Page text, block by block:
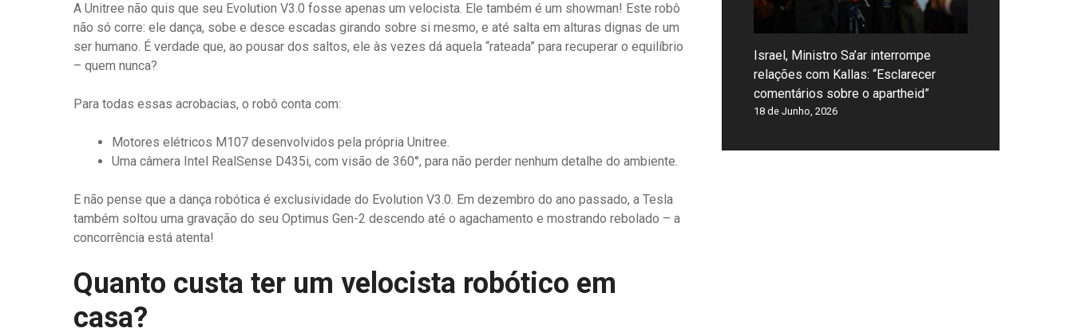
A Unitree não quis que seu Evolution V3.0 fosse apenas um velocista. Ele também é um showman! Este robô
não só corre: ele dança, sobe e desce escadas girando sobre si mesmo, e até salta em alturas dignas de um
ser humano. É verdade que, ao pousar dos saltos, ele às vezes dá aquela “rateada” para recuperar o equilíbrio
– quem nunca?
Para todas essas acrobacias, o robô conta com:
Motores elétricos M107 desenvolvidos pela própria Unitree.
Uma câmera Intel RealSense D435i, com visão de 360°, para não perder nenhum detalhe do ambiente.
E não pense que a dança robótica é exclusividade do Evolution V3.0. Em dezembro do ano passado, a Tesla
também soltou uma gravação do seu Optimus Gen-2 descendo até o agachamento e mostrando rebolado – a
concorrência está atenta!
Quanto custa ter um velocista robótico em
casa?
Israel, Ministro Sa’ar interrompe
relações com Kallas: “Esclarecer
comentários sobre o apartheid”
18 de Junho, 2026